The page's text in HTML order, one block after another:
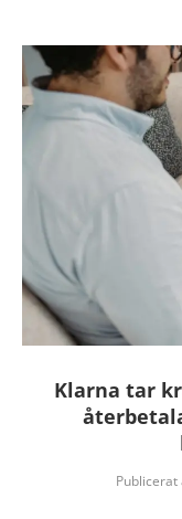
Klarna tar
Publicerat